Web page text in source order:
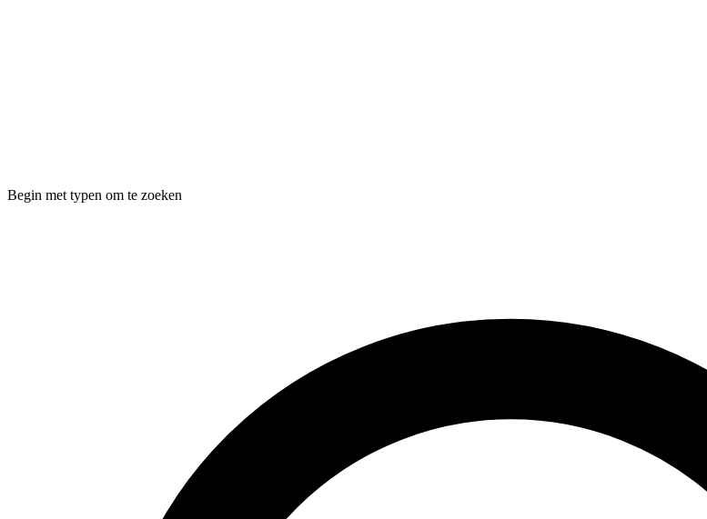
Begin met typen om te zoeken